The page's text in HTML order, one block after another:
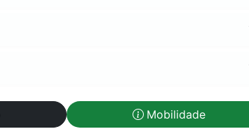
Mobilidade